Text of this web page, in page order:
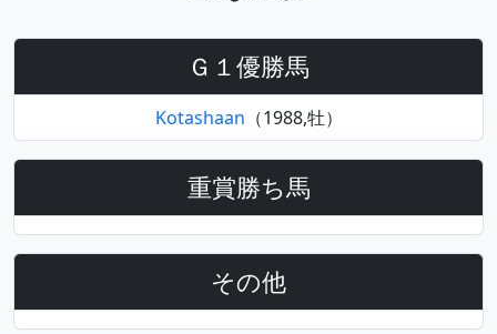
Ｇ１優勝馬
Kotashaan （1988,牡）
重賞勝ち馬
その他